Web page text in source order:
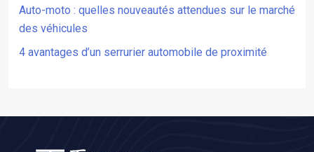
Auto-moto : quelles nouveautés attendues sur le marché
des véhicules
4 avantages d’un serrurier automobile de proximité